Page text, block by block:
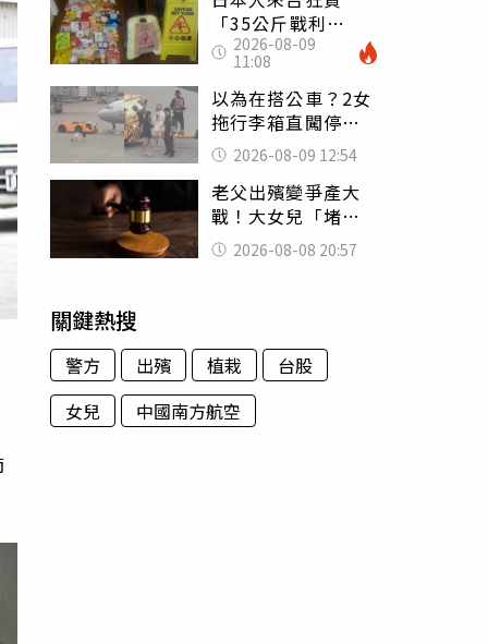
「35公斤戰利
品」 連拜拜用紅
盤、「小心地滑」
告示牌也帶回家
2026-08-09
11:08
以為在搭公車？2女
拖行李箱直闖停機
坪「揮手攔機」
荒謬影片曝網傻眼
2026-08-09 12:54
老父出殯變爭產大
戰！大女兒「堵門
鎖靈堂」討千萬
法院判決出爐
2026-08-08 20:57
關鍵熱搜
警方 出殯 植栽
台股
女兒
中國南方航空